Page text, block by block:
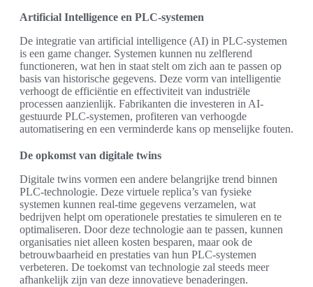
Artificial Intelligence en PLC-systemen
De integratie van artificial intelligence (AI) in PLC-systemen
is een game changer. Systemen kunnen nu zelflerend
functioneren, wat hen in staat stelt om zich aan te passen op
basis van historische gegevens. Deze vorm van intelligentie
verhoogt de efficiëntie en effectiviteit van industriële
processen aanzienlijk. Fabrikanten die investeren in AI-
gestuurde PLC-systemen, profiteren van verhoogde
automatisering en een verminderde kans op menselijke fouten.
De opkomst van digitale twins
Digitale twins vormen een andere belangrijke trend binnen
PLC-technologie. Deze virtuele replica’s van fysieke
systemen kunnen real-time gegevens verzamelen, wat
bedrijven helpt om operationele prestaties te simuleren en te
optimaliseren. Door deze technologie aan te passen, kunnen
organisaties niet alleen kosten besparen, maar ook de
betrouwbaarheid en prestaties van hun PLC-systemen
verbeteren. De toekomst van technologie zal steeds meer
afhankelijk zijn van deze innovatieve benaderingen.